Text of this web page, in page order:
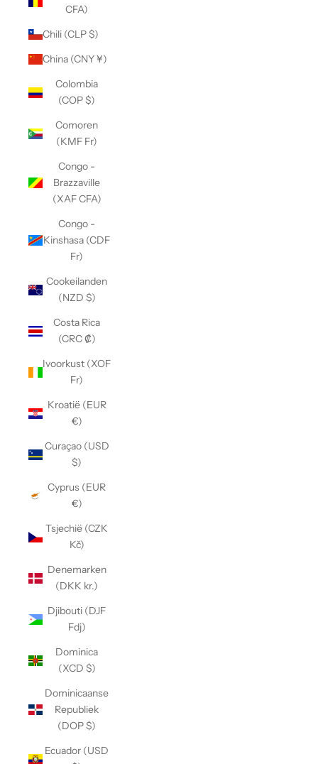
CFA)
Chili (CLP $)
China (CNY ¥)
Colombia
(COP $)
Comoren
(KMF Fr)
Congo -
Brazzaville
(XAF CFA)
Congo -
Kinshasa (CDF
Fr)
Cookeilanden
(NZD $)
Costa Rica
(CRC ₡)
Ivoorkust (XOF
Fr)
Kroatië (EUR
€)
Curaçao (USD
$)
Cyprus (EUR
€)
Tsjechië (CZK
Kč)
Denemarken
(DKK kr.)
Djibouti (DJF
Fdj)
Dominica
(XCD $)
Dominicaanse
Republiek
(DOP $)
Ecuador (USD